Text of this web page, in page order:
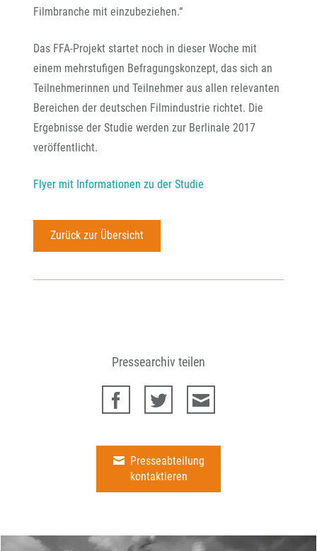
Filmbranche mit einzubeziehen.“
Das FFA-Projekt startet noch in dieser Woche mit
einem mehrstufigen Befragungskonzept, das sich an
Teilnehmerinnen und Teilnehmer aus allen relevanten
Bereichen der deutschen Filmindustrie richtet. Die
Ergebnisse der Studie werden zur Berlinale 2017
veröffentlicht.
Flyer mit Informationen zu der Studie
Zurück zur Übersicht
Pressearchiv teilen
Presseabteilung
kontaktieren